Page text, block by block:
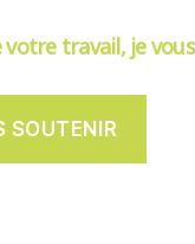
votre travail, je
SOUTENIR